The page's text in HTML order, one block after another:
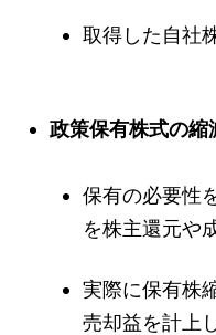
取得した自社
政策保有株式の縮
保有の必要性
を株主還元や
実際に保有株
売却益を計上